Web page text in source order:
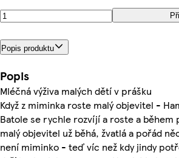
Popis produktu
Popis
Mléčná výživa malých dětí v prášku
Když z miminka roste malý objevitel -
Batole se rychle rozvíjí a roste a během
malý objevitel už běhá, žvatlá a pořád
není miminko - teď víc než kdy jindy